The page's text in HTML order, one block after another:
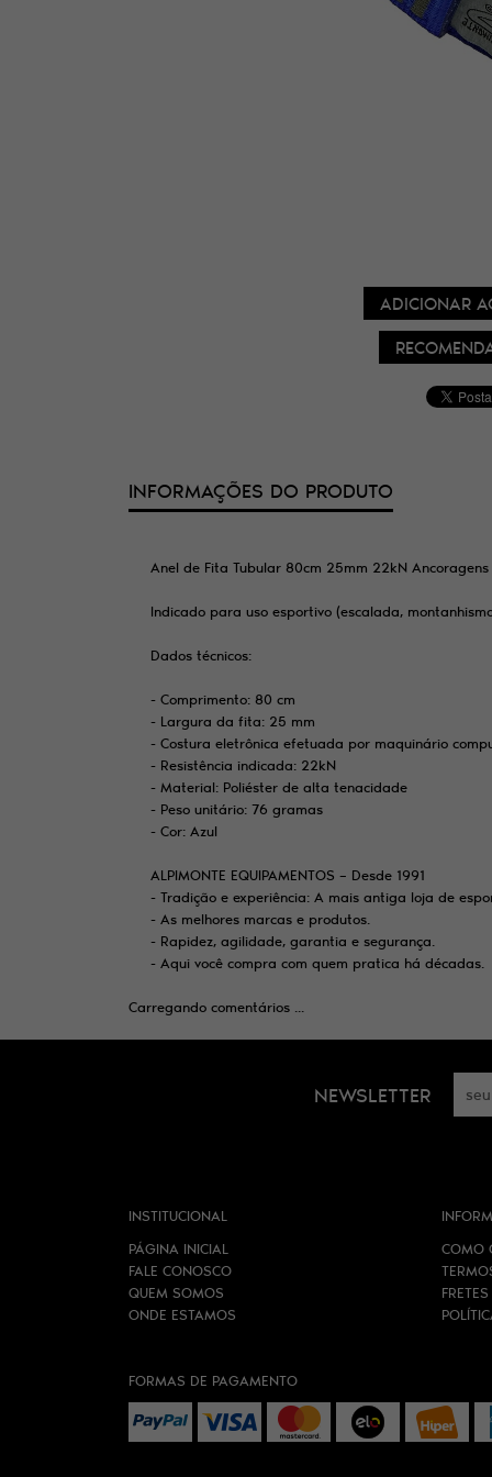
ADICIONAR
INFORMAÇÕES DO PRODUTO
Anel de Fita Tubular 80cm 25mm 22kN
Indicado para uso esportivo (escalada,
Dados técnicos:
- Comprimento: 80 cm
- Largura da fita: 25 mm
- Costura eletrônica efetuada por maquinário
- Resistência indicada: 22kN
- Material: Poliéster de alta tenacidade
- Peso unitário: 76 gramas
- Cor: Azul
ALPIMONTE EQUIPAMENTOS – Desde 1991
- Tradição e experiência: A mais antiga loja de
- As melhores marcas e produtos.
- Rapidez, agilidade, garantia e segurança.
- Aqui você compra com quem pratica há décadas.
Carregando comentários ...
NEWSLETTER
INSTITUCIONAL
PÁGINA INICIAL
FALE CONOSCO
QUEM SOMOS
ONDE ESTAMOS
COMO
FORMAS DE PAGAMENTO